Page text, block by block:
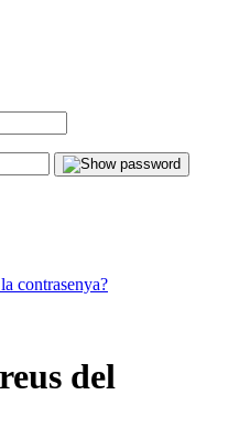
contrasenya?
del